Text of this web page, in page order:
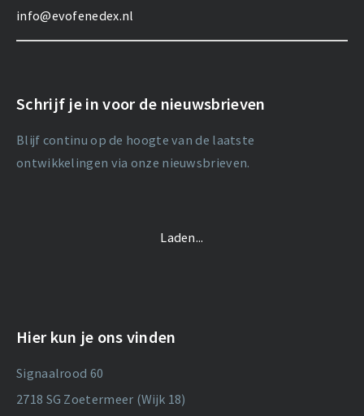
info@evofenedex.nl
Schrijf je in voor de nieuwsbrieven
Blijf continu op de hoogte van de laatste
ontwikkelingen via onze nieuwsbrieven.
Laden...
Hier kun je ons vinden
Signaalrood 60
2718 SG Zoetermeer (Wijk 18)